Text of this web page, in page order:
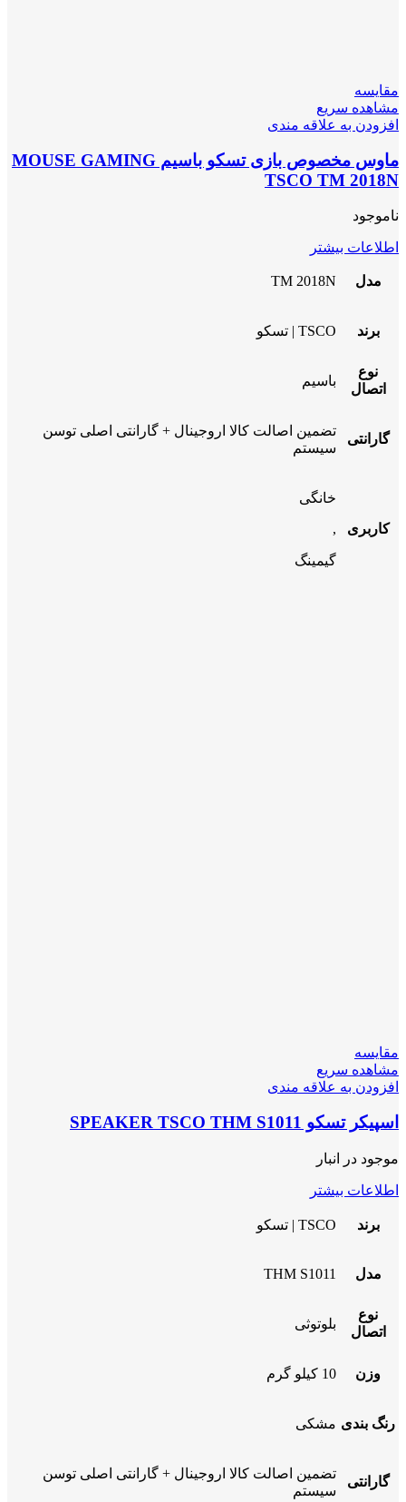
مقایسه
مشاهده سریع
افزودن به علاقه مندی
ماوس مخصوص بازی تسکو باسیم MOUSE GAMING
TSCO TM 2018N
ناموجود
اطلاعات بیشتر
مدل TM 2018N
برند TSCO | تسکو
نوع
اتصال
باسیم
گارانتی
تضمین اصالت کالا اروجینال + گارانتی اصلی توسن
سیستم
کاربری
خانگی
,
گیمینگ
مقایسه
مشاهده سریع
افزودن به علاقه مندی
اسپیکر تسکو SPEAKER TSCO THM S1011
موجود در انبار
اطلاعات بیشتر
برند TSCO | تسکو
مدل THM S1011
نوع
اتصال
بلوتوثی
وزن 10 کیلو گرم
رنگ بندی مشکی
گارانتی
تضمین اصالت کالا اروجینال + گارانتی اصلی توسن
سیستم